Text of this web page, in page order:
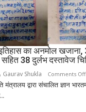
का अनमोल खजाना,
38 दुर्लभ दस्तावेज
Gaurav Shukla Comments Off
द्वारा संचालित ज्ञान भारतम्